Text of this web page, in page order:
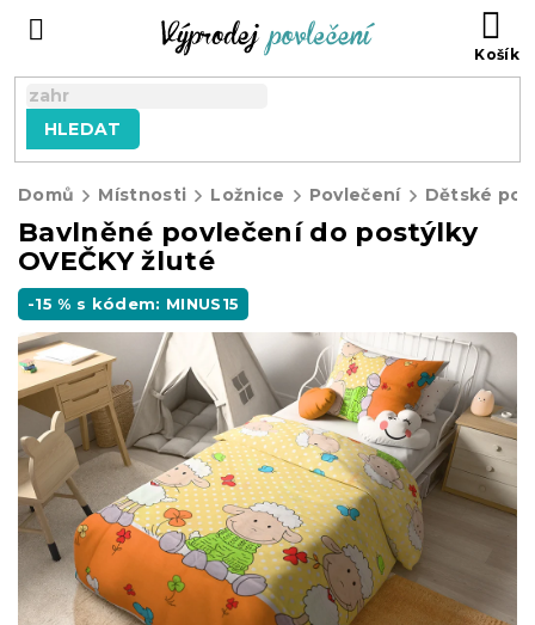
HLEDAT
Domů Místnosti Ložnice Povlečení Dětské
Bavlněné povlečení do postýlky
OVEČKY žluté
-15 % s kódem: MINUS15